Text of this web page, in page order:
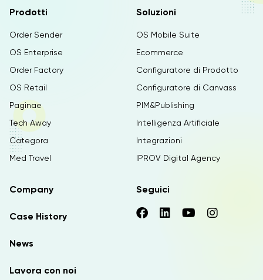
Prodotti
Order Sender
OS Enterprise
Order Factory
OS Retail
Paginae
Tech Away
Categora
Med Travel
Soluzioni
OS Mobile Suite
Ecommerce
Configuratore di Prodotto
Configuratore di Canvass
PIM&Publishing
Intelligenza Artificiale
Integrazioni
IPROV Digital Agency
Company
Case History
News
Lavora con noi
Seguici